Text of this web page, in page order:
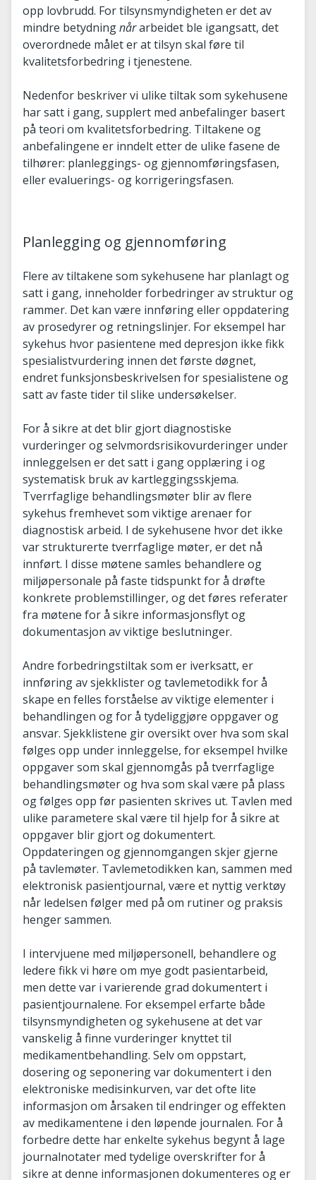
opp lovbrudd. For tilsynsmyndigheten er det av
mindre betydningnårarbeidet ble igangsatt, det
overordnede målet er at tilsyn skal føre til
kvalitetsforbedring i tjenestene.
Nedenfor beskriver vi ulike tiltak som sykehusene
har satt i gang, supplert med anbefalinger basert
på teori om kvalitetsforbedring. Tiltakene og
anbefalingene er inndelt etter de ulike fasene de
tilhører: planleggings- og gjennomføringsfasen,
eller evaluerings- og korrigeringsfasen.
Planlegging og gjennomføring
Flere av tiltakene som sykehusene har planlagt og
satt i gang, inneholder forbedringer av struktur og
rammer. Det kan være innføring eller oppdatering
av prosedyrer og retningslinjer. For eksempel har
sykehus hvor pasientene med depresjon ikke fikk
spesialistvurdering innen det første døgnet,
endret funksjonsbeskrivelsen for spesialistene og
satt av faste tider til slike undersøkelser.
For å sikre at det blir gjort diagnostiske
vurderinger og selvmordsrisikovurderinger under
innleggelsen er det satt i gang opplæring i og
systematisk bruk av kartleggingsskjema.
Tverrfaglige behandlingsmøter blir av flere
sykehus fremhevet som viktige arenaer for
diagnostisk arbeid. I de sykehusene hvor det ikke
var strukturerte tverrfaglige møter, er det nå
innført. I disse møtene samles behandlere og
miljøpersonale på faste tidspunkt for å drøfte
konkrete problemstillinger, og det føres referater
fra møtene for å sikre informasjonsflyt og
dokumentasjon av viktige beslutninger.
Andre forbedringstiltak som er iverksatt, er
innføring av sjekklister og tavlemetodikk for å
skape en felles forståelse av viktige elementer i
behandlingen og for å tydeliggjøre oppgaver og
ansvar. Sjekklistene gir oversikt over hva som skal
følges opp under innleggelse, for eksempel hvilke
oppgaver som skal gjennomgås på tverrfaglige
behandlingsmøter og hva som skal være på plass
og følges opp før pasienten skrives ut. Tavlen med
ulike parametere skal være til hjelp for å sikre at
oppgaver blir gjort og dokumentert.
Oppdateringen og gjennomgangen skjer gjerne
på tavlemøter. Tavlemetodikken kan, sammen med
elektronisk pasientjournal, være et nyttig verktøy
når ledelsen følger med på om rutiner og praksis
henger sammen.
I intervjuene med miljøpersonell, behandlere og
ledere fikk vi høre om mye godt pasientarbeid,
men dette var i varierende grad dokumentert i
pasientjournalene. For eksempel erfarte både
tilsynsmyndigheten og sykehusene at det var
vanskelig å finne vurderinger knyttet til
medikamentbehandling. Selv om oppstart,
dosering og seponering var dokumentert i den
elektroniske medisinkurven, var det ofte lite
informasjon om årsaken til endringer og effekten
av medikamentene i den løpende journalen. For å
forbedre dette har enkelte sykehus begynt å lage
journalnotater med tydelige overskrifter for å
sikre at denne informasjonen dokumenteres og er